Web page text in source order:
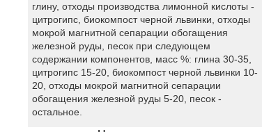
глину, отходы производства лимонной кислоты -
цитрогипс, биокомпост черной львинки, отходы
мокрой магнитной сепарации обогащения
железной руды, песок при следующем
содержании компонентов, масс %: глина 30-35,
цитрогипс 15-20, биокомпост черной львинки 10-
20, отходы мокрой магнитной сепарации
обогащения железной руды 5-20, песок -
остальное.